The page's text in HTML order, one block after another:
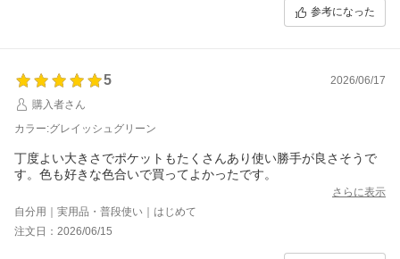
参考になった
5
2026/06/17
購入者さん
カラー:グレイッシュグリーン
丁度よい大きさでポケットもたくさんあり使い勝手が良さそうで
す。色も好きな色合いで買ってよかったです。
さらに表示
自分用｜実用品・普段使い｜はじめて
注文日：2026/06/15